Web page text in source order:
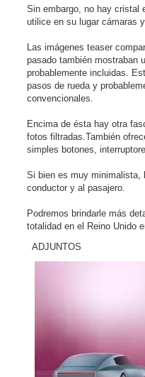
Sin embargo, no hay cristal
utilice en su lugar cámaras
Las imágenes teaser
pasado también mostraban
probablemente incluidas.
pasos de rueda y
convencionales.
Encima de ésta hay otra
fotos filtradas.También
simples botones,
Si bien es muy minimalista,
conductor y al pasajero.
Podremos brindarle más
totalidad en el Reino Unido
ADJUNTOS